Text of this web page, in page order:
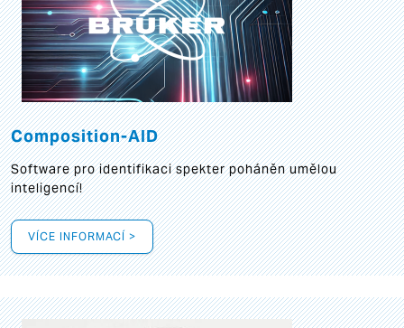
Composition-AID
Software pro identifikaci spekter poháněn umělou
inteligencí!
VÍCE INFORMACÍ >